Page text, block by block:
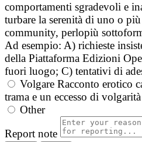
comportamenti sgradevoli e
turbare la serenità di uno o
community, perlopiù
Ad esempio: A) richieste
della Piattaforma Edizioni
fuori luogo; C) tentativi di
Volgare Racconto erotico
trama e un eccesso di
Other
Report note